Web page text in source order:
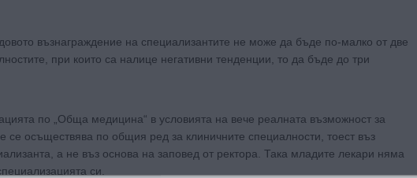
възнаграждение на специализантите не може да бъде по-малко от две
при които са налице негативни тенденции, то да бъде до три
по „Обща медицина“ в условията на вече реалната възможност за
се осъществява по общия ред за клиничните специалности, тоест въз
а не въз основа на заповед от ректора. Така младите лекари няма
си.